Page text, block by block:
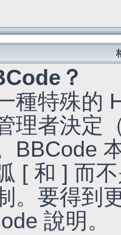
？
種特殊的
理者決定
BBCode
[ 和 ] 而
。要得到
說明。